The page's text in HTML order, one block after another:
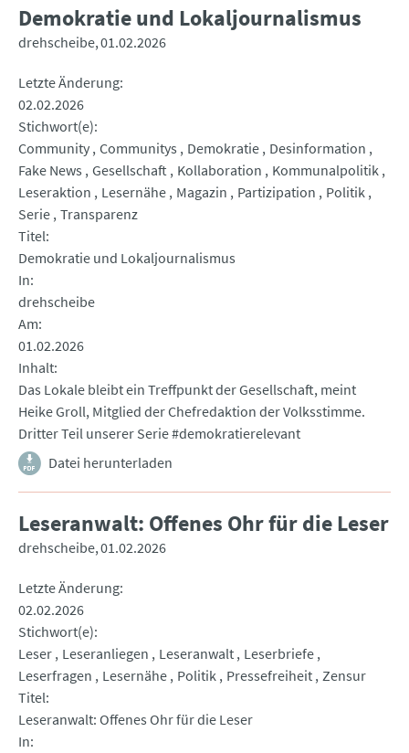
Demokratie und Lokaljournalismus
drehscheibe 01.02.2026
Letzte Änderung
02.02.2026
Stichwort(e)
Community Communitys Demokratie Desinformation
Fake News Gesellschaft Kollaboration
Kommunalpolitik
Leseraktion
Lesernähe Magazin Partizipation
Politik
Serie Transparenz
Titel
Demokratie und Lokaljournalismus
In
drehscheibe
Am
01.02.2026
Inhalt
Das Lokale bleibt ein Treffpunkt der Gesellschaft, meint
Heike Groll, Mitglied der Chefredaktion der Volksstimme.
Dritter Teil unserer Serie #demokratierelevant
Datei herunterladen
Leseranwalt: Offenes Ohr für die Leser
drehscheibe 01.02.2026
Letzte Änderung
02.02.2026
Stichwort(e)
Leser Leseranliegen Leseranwalt Leserbriefe
Leserfragen
Lesernähe Politik Pressefreiheit Zensur
Titel
Leseranwalt: Offenes Ohr für die Leser
In